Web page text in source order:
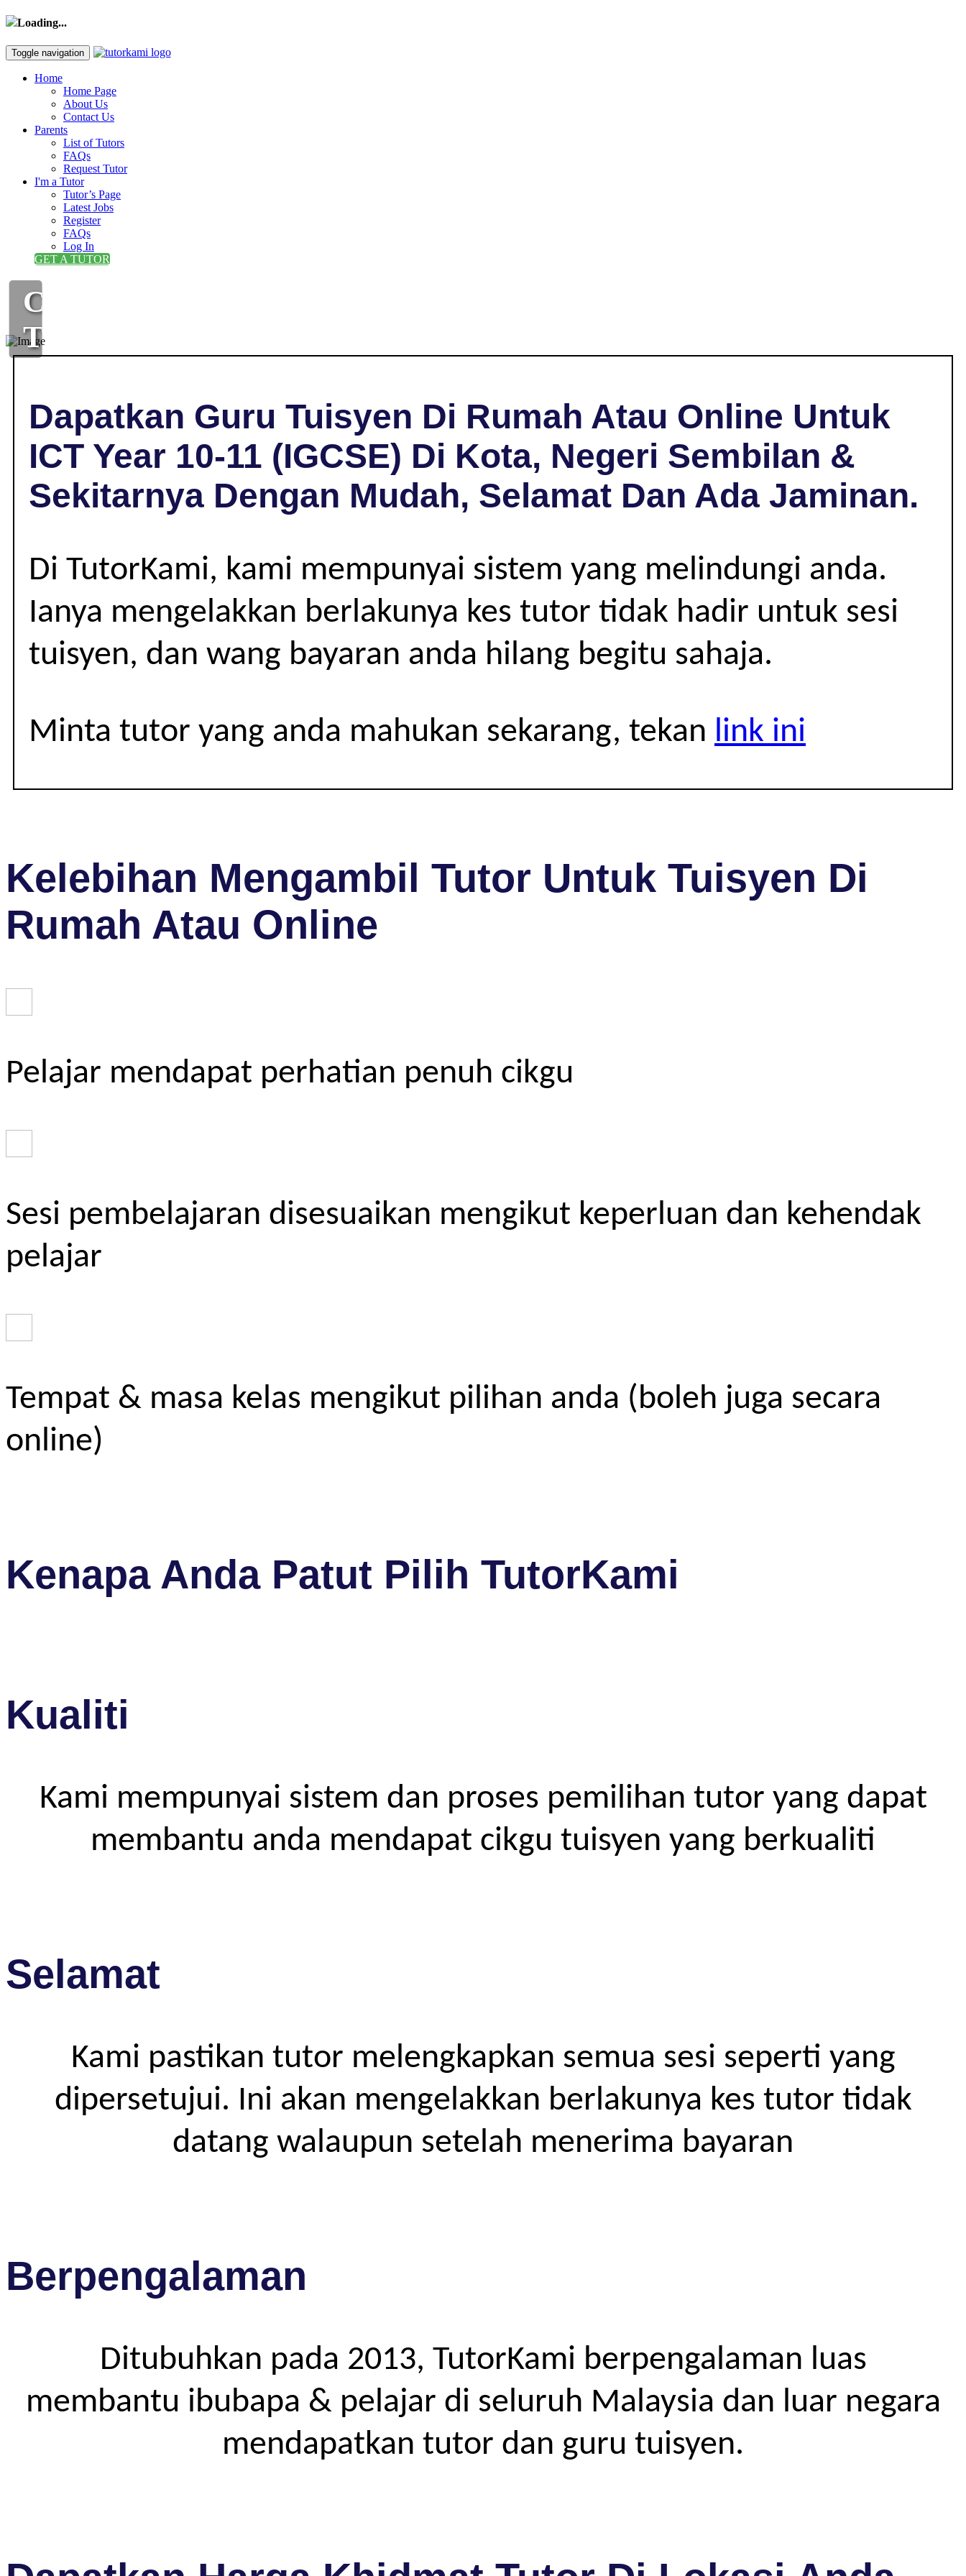
Loading...
Toggle navigation
Home
Home Page
About Us
Contact Us
Parents
List of Tutors
FAQs
Request Tutor
I'm a Tutor
Tutor’s Page
Latest Jobs
Register
FAQs
Log In
GET A TUTOR
CIKGU
TUISYEN
DI
KOTA,
NEGERI
SEMBILAN
YEAR
10-
11
Dapatkan Guru Tuisyen Di Rumah Atau Online Untuk
ICT Year 10-11 (IGCSE) Di Kota, Negeri Sembilan &
Sekitarnya Dengan Mudah, Selamat Dan Ada Jaminan.
Di TutorKami, kami mempunyai sistem yang melindungi anda.
Ianya mengelakkan berlakunya kes tutor tidak hadir untuk sesi
tuisyen, dan wang bayaran anda hilang begitu sahaja.
Minta tutor yang anda mahukan sekarang, tekan link ini
Kelebihan Mengambil Tutor Untuk Tuisyen Di
Rumah Atau Online
Pelajar mendapat perhatian penuh cikgu
Sesi pembelajaran disesuaikan mengikut keperluan dan kehendak
pelajar
Tempat & masa kelas mengikut pilihan anda (boleh juga secara
online)
Kenapa Anda Patut Pilih TutorKami
Kualiti
Kami mempunyai sistem dan proses pemilihan tutor yang dapat
membantu anda mendapat cikgu tuisyen yang berkualiti
Selamat
Kami pastikan tutor melengkapkan semua sesi seperti yang
dipersetujui. Ini akan mengelakkan berlakunya kes tutor tidak
datang walaupun setelah menerima bayaran
Berpengalaman
Ditubuhkan pada 2013, TutorKami berpengalaman luas
membantu ibubapa & pelajar di seluruh Malaysia dan luar negara
mendapatkan tutor dan guru tuisyen.